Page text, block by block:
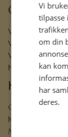
Om oss
Vår visjon
Vår historie
Vårt ansvar
Nettbibel
Ofte stilte
Kontaktskjema
Min konto
Vi
tilpasse
om din
kan
har
deres.